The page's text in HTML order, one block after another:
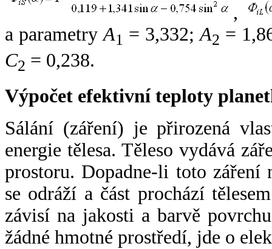
,
a parametryA1 = 3,332;A2 =
C2 = 0,238.
Výpočet efektivní teploty
Sálání (záření) je přirozená
energie tělesa. Těleso vydává
prostoru. Dopadne-li toto záření
se odráží a část prochází
závisí na jakosti a barvě
žádné hmotné prostředí, jde o